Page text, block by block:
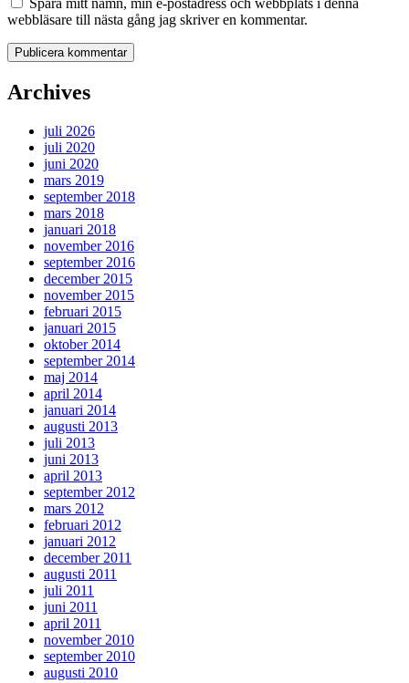
Spara mitt namn, min e-postadress och webbplats i denna
webbläsare till nästa gång jag skriver en kommentar.
Archives
juli 2026
juli 2020
juni 2020
mars 2019
september 2018
mars 2018
januari 2018
november 2016
september 2016
december 2015
november 2015
februari 2015
januari 2015
oktober 2014
september 2014
maj 2014
april 2014
januari 2014
augusti 2013
juli 2013
juni 2013
april 2013
september 2012
mars 2012
februari 2012
januari 2012
december 2011
augusti 2011
juli 2011
juni 2011
april 2011
november 2010
september 2010
augusti 2010